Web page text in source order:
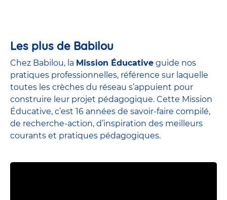
Les plus de Babilou
Chez Babilou, la Mission Éducative guide nos
pratiques professionnelles, référence sur laquelle
toutes les crèches du réseau s’appuient pour
construire leur projet pédagogique. Cette Mission
Éducative, c’est 16 années de savoir-faire compilé,
de recherche-action, d’inspiration des meilleurs
courants et pratiques pédagogiques.